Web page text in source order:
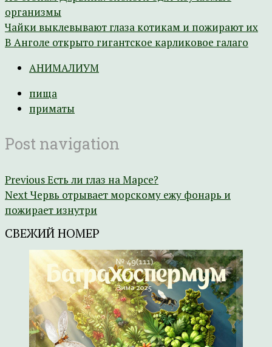
организмы
Чайки выклевывают глаза котикам и пожирают их
В Анголе открыто гигантское карликовое галаго
АНИМАЛИУМ
пища
приматы
Post navigation
PreviousЕсть ли глаз на Марсе?
NextЧервь отрывает морскому ежу фонарь и
пожирает изнутри
СВЕЖИЙ НОМЕР